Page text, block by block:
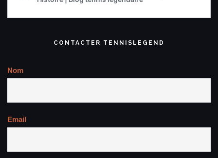
CONTACTER TENNISLEGEND
Nom
Email